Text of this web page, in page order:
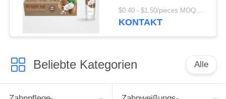
Antizahnbelag-
Zahnpasta
$0.40 - $1.50/pieces MOQ:240 Stücke
KONTAKT
Beliebte Kategorien Alle